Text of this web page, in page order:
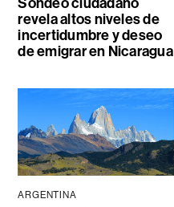
revela altos niveles de
incertidumbre y deseo
de emigrar en Nicaragua
ARGENTINA